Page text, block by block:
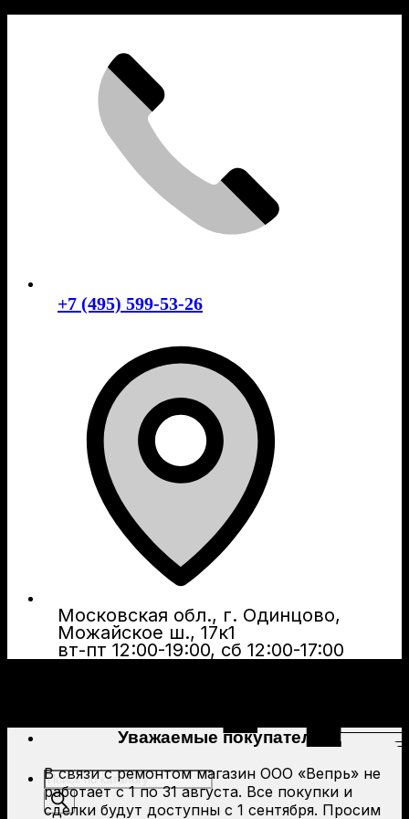
+7 (495) 599-53-26
Московская обл., г. Одинцово,
Можайское ш., 17к1
вт-пт 12:00-19:00, сб 12:00-17:00
Поиск
товаров
Уважаемые покупатели!
В связи с ремонтом магазин ООО «Вепрь» не
работает с 1 по 31 августа. Все покупки и
сделки будут доступны с 1 сентября. Просим